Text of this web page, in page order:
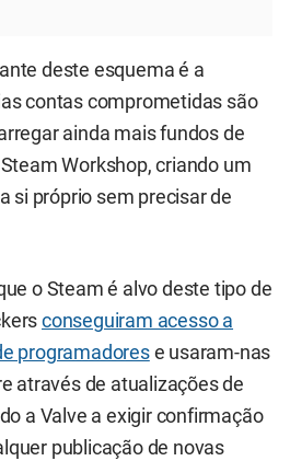
deste esquema é a
contas comprometidas são
ainda mais fundos de
Workshop, criando um
si próprio sem precisar de
o Steam é alvo deste tipo de
conseguiram acesso a
programadorese usaram-nas
através de atualizações de
a Valve a exigir confirmação
publicação de novas